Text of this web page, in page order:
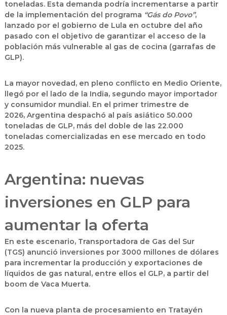
toneladas. Esta demanda podría incrementarse a partir
de la implementación del programa “Gás do Povo”,
lanzado por el gobierno de Lula en octubre del año
pasado con el objetivo de garantizar el acceso de la
población más vulnerable al gas de cocina (garrafas de
GLP).
La mayor novedad, en pleno conflicto en Medio Oriente,
llegó por el lado de la India, segundo mayor importador
y consumidor mundial. En el primer trimestre de
2026, Argentina despachó al país asiático 50.000
toneladas de GLP, más del doble de las 22.000
toneladas comercializadas en ese mercado en todo
2025.
Argentina: nuevas
inversiones en GLP para
aumentar la oferta
En este escenario, Transportadora de Gas del Sur
(TGS) anunció inversiones por 3000 millones de dólares
para incrementar la producción y exportaciones de
líquidos de gas natural, entre ellos el GLP, a partir del
boom de Vaca Muerta.
Con la nueva planta de procesamiento en Tratayén